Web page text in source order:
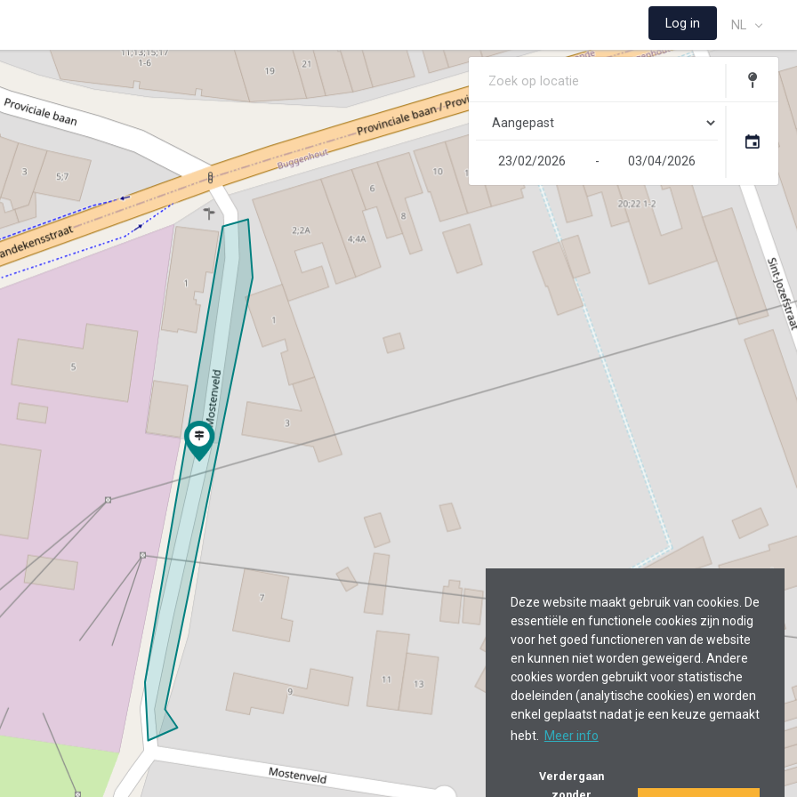
Deze website maakt gebruik van cookies. De
essentiële en functionele cookies zijn nodig
voor het goed functioneren van de website
en kunnen niet worden geweigerd. Andere
cookies worden gebruikt voor statistische
doeleinden (analytische cookies) en worden
enkel geplaatst nadat je een keuze gemaakt
hebt.
Meer info
Verdergaan
Log in NL
-